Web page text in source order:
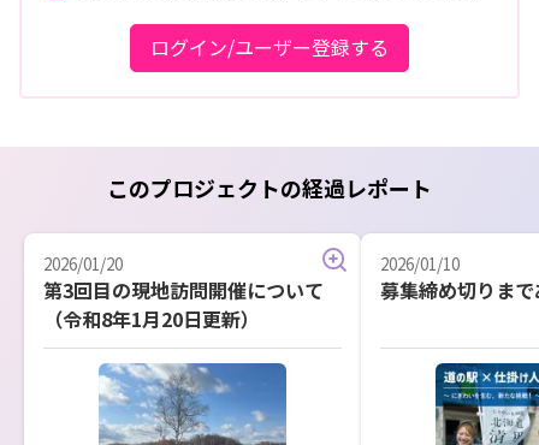
ログイン/ユーザー登録する
このプロジェクトの経過レポート
2026/01/20
第3回目の現地訪問開催について
（令和8年1月20日更新）
2026/01/10
募集締め切りま